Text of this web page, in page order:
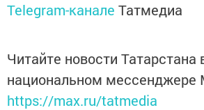
Telegram-канале Татмедиа
Читайте новости Татарстана
национальном мессенджере
https://max.ru/tatmedia